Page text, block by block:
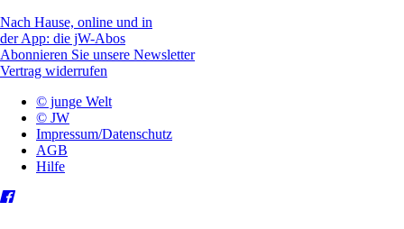
Nach Hause, online und in
der App: die jW-Abos
Abonnieren Sie unsere Newsletter
Vertrag widerrufen
© junge Welt
© JW
Impressum/Datenschutz
AGB
Hilfe